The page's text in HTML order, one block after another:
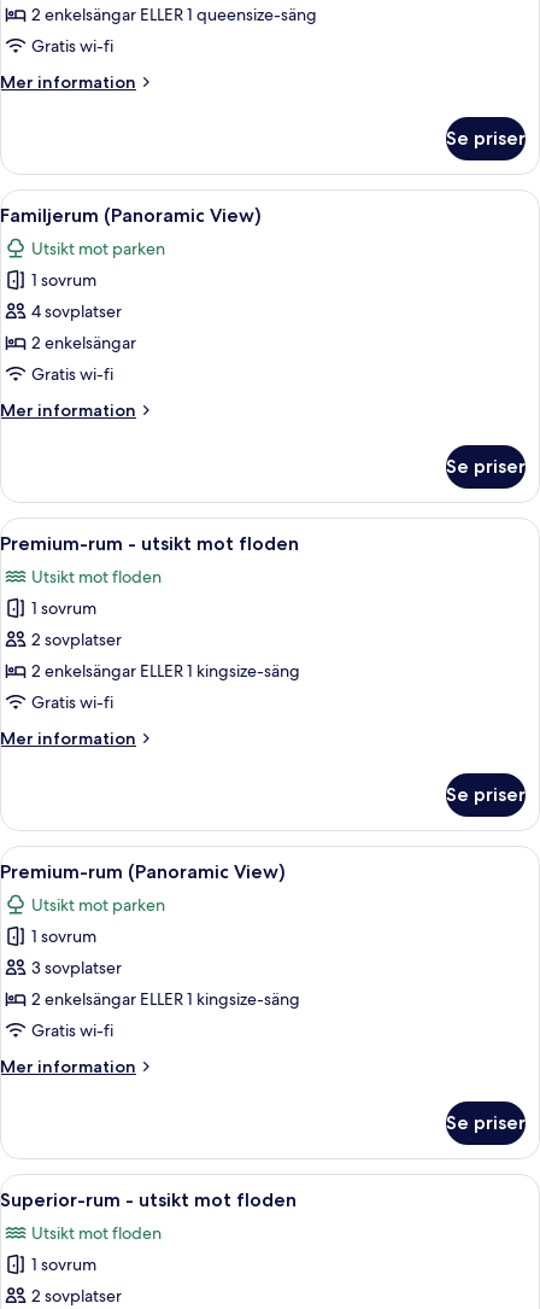
2 enkelsängar ELLER 1 queensize-säng
Gratis wi-fi
Mer information
Mer
Se priser
Öppna
alla
foton
för
Familjerum
(Panoramic
View)
Ett hotellrum med en stor säng, ett
7
Familjerum (Panoramic View)
Utsikt mot parken
1 sovrum
4 sovplatser
2 enkelsängar
Gratis wi-fi
Mer information
Mer
(Panoramic
View)
Se priser
Öppna
alla
foton
för
Premium-
rum
-
mot
En dubbelsäng med vita
13
Premium-rum - utsikt mot floden
Utsikt mot floden
1 sovrum
2 sovplatser
2 enkelsängar ELLER 1 kingsize-säng
Gratis wi-fi
Mer information
Mer
rum
utsikt
floden
Se priser
Öppna
alla
foton
för
Premium-
rum
(Panoramic
Ett modernt hotellrum med en stor
14
Premium-rum (Panoramic View)
Utsikt mot parken
1 sovrum
3 sovplatser
2 enkelsängar ELLER 1 kingsize-säng
Gratis wi-fi
Mer information
Mer
rum
(Panoramic
View)
Se priser
Öppna
alla
foton
för
Superior-
Ett modernt hotellrum med en stor
6
Superior-rum - utsikt mot floden
Utsikt mot floden
1 sovrum
2 sovplatser